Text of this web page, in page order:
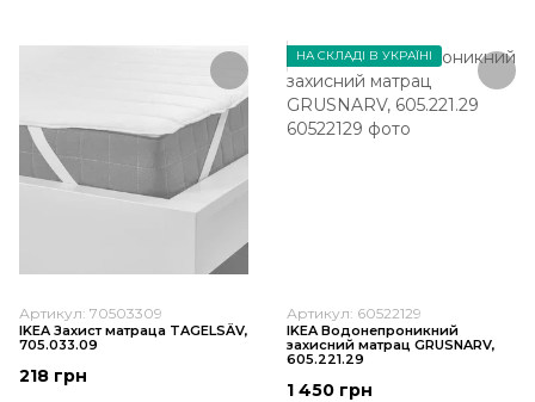
Артикул: 70503309
IKEA Захист матраца TAGELSÄV,
705.033.09
218 грн
НА СКЛАДІ В УКРАЇНІ
Артикул: 60522129
IKEA Водонепроникний
захисний матрац GRUSNARV,
605.221.29
1 450 грн